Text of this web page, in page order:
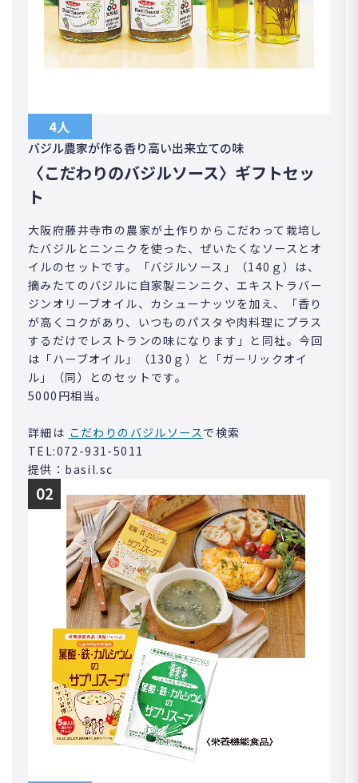
4人
バジル農家が作る香り高い出来立ての味
〈こだわりのバジルソース〉ギフトセッ
ト
大阪府藤井寺市の農家が土作りからこだわって栽培し
たバジルとニンニクを使った、ぜいたくなソースとオ
イルのセットです。「バジルソース」（140ｇ）は、
摘みたてのバジルに自家製ニンニク、エキストラバー
ジンオリーブオイル、カシューナッツを加え、「香り
が高くコクがあり、いつものパスタや肉料理にプラス
するだけでレストランの味になります」と同社。今回
は「ハーブオイル」（130ｇ）と「ガーリックオイ
ル」（同）とのセットです。
5000円相当。
詳細は こだわりのバジルソース で検索
TEL:072-931-5011
提供：basil.sc
02